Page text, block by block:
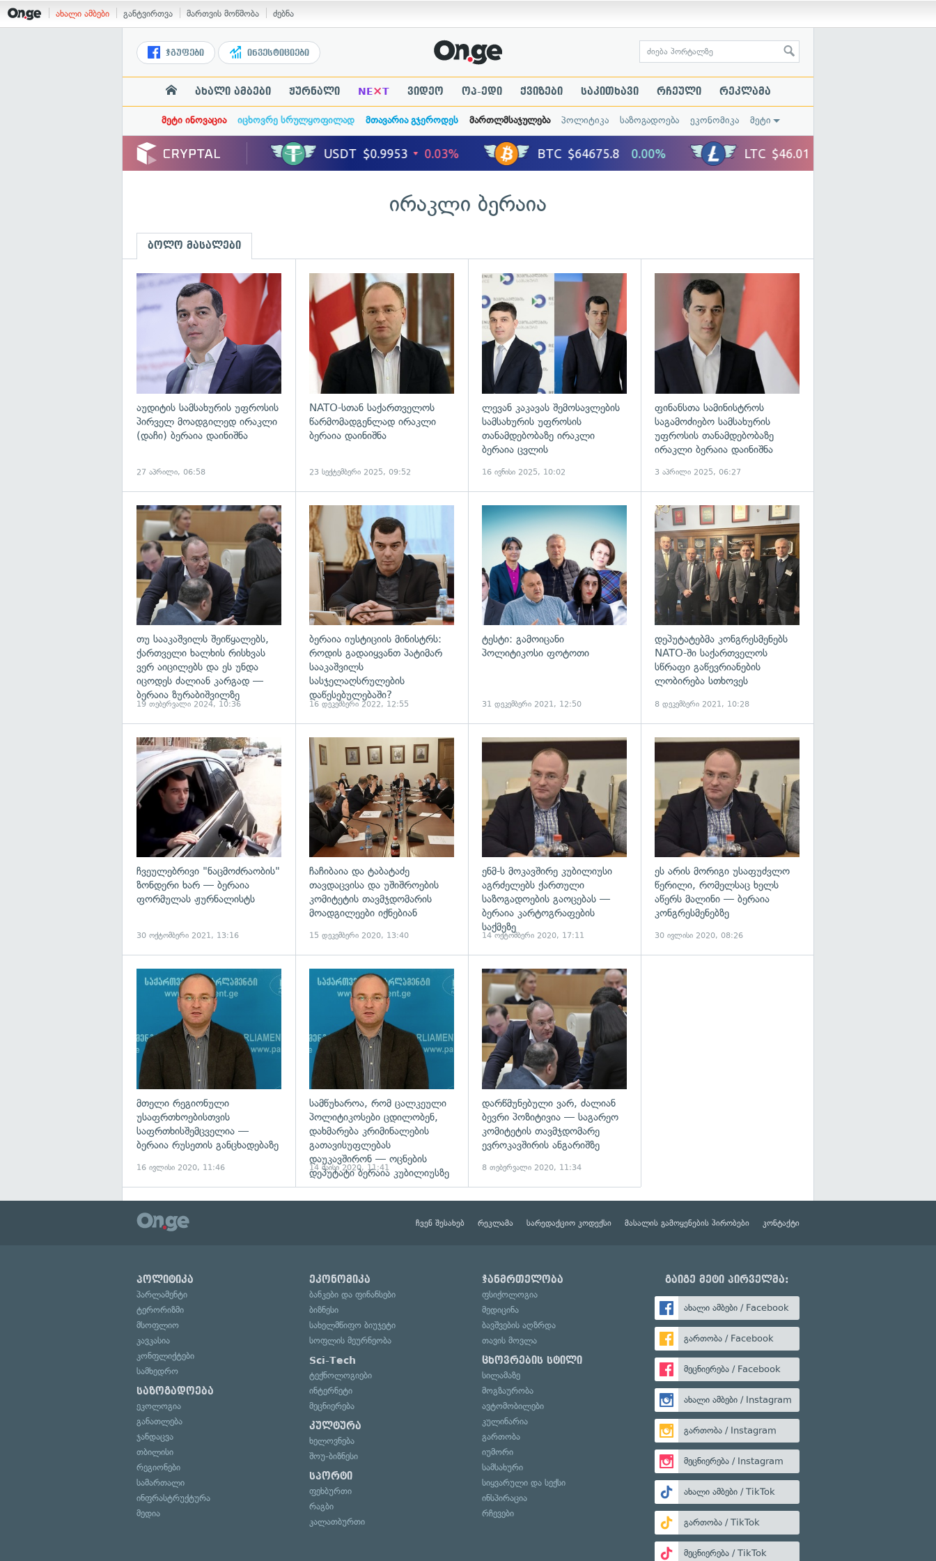
ახალი ამბები განტვირთვა მართვის მოწმობა ძებნა
ჯგუფები ინვესტიციები
ახალი ამბები ჟურნალი NE×T ვიდეო ოპ-ედი ქვიზები საკითხავი რჩეული რეკლამა
მეტი ინოვაცია იცხოვრე სრულყოფილად მთავარია გჯეროდეს მართლმსაჯულება პოლიტიკა საზოგადოება ეკონომიკა მეტი
ირაკლი ბერაია
ბოლო მასალები
გადახედვა
აუდიტის სამსახურის უფროსის
პირველ მოადგილედ ირაკლი
(დაჩი) ბერაია დაინიშნა
27 აპრილი, 06:58
გადახედვა
NATO-სთან საქართველოს
წარმომადგენლად ირაკლი
ბერაია დაინიშნა
23 სექტემბერი 2025, 09:52
გადახედვა
ლევან კაკავას შემოსავლების
სამსახურის უფროსის
თანამდებობაზე ირაკლი
ბერაია ცვლის
16 ივნისი 2025, 10:02
ფინანსთა სამინისტროს
საგამოძიებო სამსახურის
უფროსის თანამდებობაზე
ირაკლი ბერაია დაინიშნა
3 აპრილი 2025, 06:27
გადახედვა
თუ სააკაშვილს შეიწყალებს,
ქართველი ხალხის რისხვას
ვერ აიცილებს და ეს უნდა
იცოდეს ძალიან კარგად —
ბერაია ზურაბიშვილზე
19 თებერვალი 2024, 10:36
გადახედვა
ბერაია იუსტიციის მინისტრს:
როდის გადაიყვანთ პატიმარ
სააკაშვილს
სასჯელაღსრულების
დაწესებულებაში?
16 დეკემბერი 2022, 12:55
ტესტი: გამოიცანი
პოლიტიკოსი ფოტოთი
31 დეკემბერი 2021, 12:50
დეპუტატებმა კონგრესმენებს
NATO-ში საქართველოს
სწრაფი გაწევრიანების
ლობირება სთხოვეს
8 დეკემბერი 2021, 10:28
გადახედვა
ჩვეულებრივი "ნაცმოძრაობის"
ზონდერი ხარ — ბერაია
ფორმულას ჟურნალისტს
30 ოქტომბერი 2021, 13:16
ჩაჩიბაია და ტაბატაძე
თავდაცვისა და უშიშროების
კომიტეტის თავმჯდომარის
მოადგილეები იქნებიან
15 დეკემბერი 2020, 13:40
ენმ-ს მოკავშირე კუბილიუსი
აგრძელებს ქართული
საზოგადოების გაოცებას —
ბერაია კარტოგრაფების
საქმეზე
14 ოქტომბერი 2020, 17:11
ეს არის მორიგი უსაფუძვლო
წერილი, რომელსაც ხელს
აწერს მალინი — ბერაია
კონგრესმენებზე
30 ივლისი 2020, 08:26
გადახედვა
მთელი რეგიონული
უსაფრთხოებისთვის
საფრთხისშემცველია —
ბერაია რუსეთის განცხადებაზე
16 ივლისი 2020, 11:46
გადახედვა
სამწუხაროა, რომ ცალკეული
პოლიტიკოსები ცდილობენ,
დახმარება კრიმინალების
გათავისუფლებას
დაუკავშირონ — ოცნების
დეპუტატი ბერაია კუბილიუსზე
14 მაისი 2020, 11:41
დარწმუნებული ვარ, ძალიან
ბევრი პოზიტივია — საგარეო
კომიტეტის თავმჯდომარე
ევროკავშირის ანგარიშზე
8 თებერვალი 2020, 11:34
ჩვენ შესახებ რეკლამა სარედაქციო კოდექსი მასალის გამოყენების პირობები კონტაქტი
პოლიტიკა
პარლამენტი
ტერორიზმი
მსოფლიო
კავკასია
კონფლიქტები
სამხედრო
საზოგადოება
ეკოლოგია
განათლება
ჯანდაცვა
თბილისი
რეგიონები
სამართალი
ინფრასტრუქტურა
მედია
ეკონომიკა
ბანკები და ფინანსები
ბიზნესი
სახელმწიფო ბიუჯეტი
სოფლის მეურნეობა
Sci-Tech
ტექნოლოგიები
ინტერნეტი
მეცნიერება
კულტურა
ხელოვნება
შოუ-ბიზნესი
სპორტი
ფეხბურთი
რაგბი
კალათბურთი
ჯანმრთელობა
ფსიქოლოგია
მედიცინა
ბავშვების აღზრდა
თავის მოვლა
ცხოვრების სტილი
სილამაზე
მოგზაურობა
ავტომობილები
კულინარია
გართობა
იუმორი
სამსახური
სიყვარული და სექსი
ინსპირაცია
რჩევები
გაიგე მეტი პირველმა:
ახალი ამბები / Facebook
გართობა / Facebook
მეცნიერება / Facebook
ახალი ამბები / Instagram
გართობა / Instagram
მეცნიერება / Instagram
ახალი ამბები / TikTok
გართობა / TikTok
მეცნიერება / TikTok